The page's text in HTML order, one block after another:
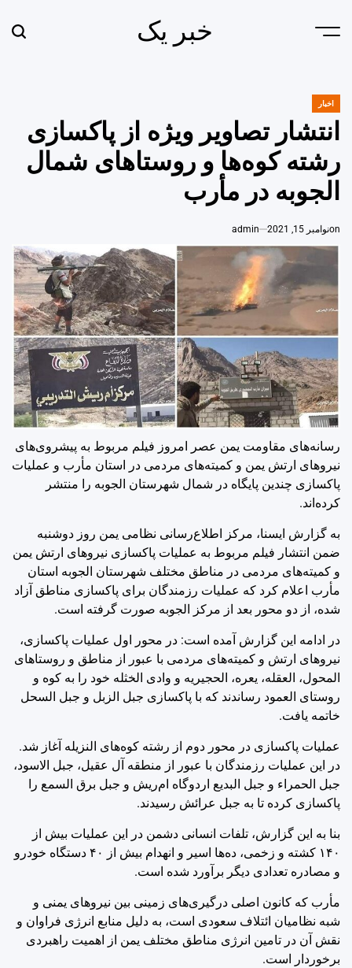
Menu خبر یک
POSTED
IN
اخبار
انتشار تصاویر ویژه از پاکسازی
رشته‌ کوه‌ها و روستاهای شمال
الجوبه در مأرب
onنوامبر 15, 2021 admin
رسانه‌های مقاومت یمن عصر امروز فیلم مربوط به پیشروی‌های
نیروهای ارتش یمن و کمیته‌های مردمی در استان مأرب و عملیات
پاکسازی چندین پایگاه در شمال شهرستان الجوبه را منتشر
کرده‌اند.
به گزارش ایسنا، مرکز اطلاع‌رسانی نظامی یمن روز دوشنبه
ضمن انتشار فیلم مربوط به عملیات پاکسازی نیروهای ارتش یمن
و کمیته‌های مردمی در مناطق مختلف شهرستان الجوبه استان
مأرب اعلام کرد که عملیات رزمندگان برای پاکسازی مناطق آزاد
شده، از دو محور بعد از مرکز الجوبه صورت گرفته است.
در ادامه این گزارش آمده است: در محور اول عملیات پاکسازی،
نیروهای ارتش و کمیته‌های مردمی با عبور از مناطق و روستاهای
المحول، العقله، یعره، الحجیریه و وادی الخثله خود را به کوه و
روستای العمود رساندند که با پاکسازی جبل الزبل و جبل السحل
خاتمه یافت.
عملیات پاکسازی در محور دوم از رشته کوه‌های النزیله آغاز شد.
در این عملیات رزمندگان با عبور از منطقه آل عقیل، جبل الاسود،
جبل الحمراء و جبل البدیع اردوگاه ام‌ریش و جبل برق السمع را
پاکسازی کرده تا به جبل عرائش رسیدند.
بنا به این گزارش، تلفات انسانی دشمن در این عملیات بیش از
۱۴۰ کشته و زخمی، ده‌ها اسیر و انهدام بیش از ۴۰ دستگاه خودرو
و مصادره تعدادی دیگر برآورد شده است.
مأرب که کانون اصلی درگیری‌های زمینی بین نیروهای یمنی و
شبه نظامیان ائتلاف سعودی است، به دلیل منابع انرژی فراوان و
نقش آن در تامین انرژی مناطق مختلف یمن از اهمیت راهبردی
برخوردار است.